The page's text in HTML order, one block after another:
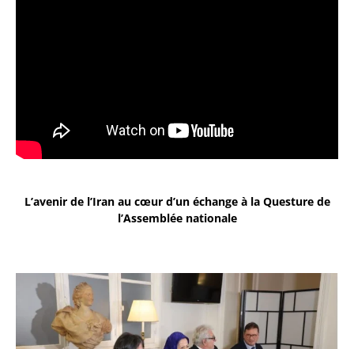
L’avenir de l’Iran au cœur d’un échange à la Questure de
l’Assemblée nationale